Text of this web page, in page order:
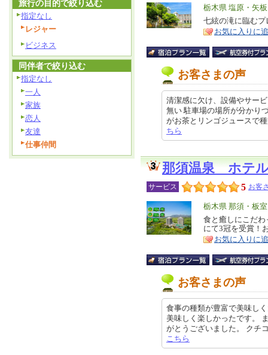
エ
リ
ア
栃木県 塩原・矢
特
徴
七絃の滝に臨む
お気に入りに
お客さまの声
清潔感に欠け、設備やサー
無い 駐車場の場所が分かり
がお茶とリンゴジュースで
ちら
那須温泉 ホテ
サービス 5 お客
エ
リ
ア
栃木県 那須・板
特
徴
食と癒しにこだ
にて3冠を受賞！
お気に入りに
お客さまの声
食事の種類が豊富で美味し
美味しく楽しかったです。
がとうございました。 ク
こちら
旅行の目的で絞り込む
指定なし
レジャー
ビジネス
同伴者で絞り込む
指定なし
一人
家族
恋人
友達
仕事仲間